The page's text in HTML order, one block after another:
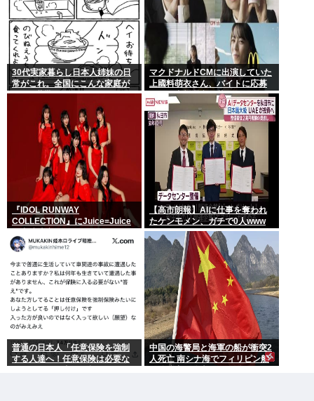
30代実家暮らし日本人姉妹の日
常がこれ。全国にこんな家庭が
400万世帯ある。
マクドナルドCMに出演していた
上國料萌衣さん、バイトに応募
するも書類選考で落ちる
『IDOL RUNWAY
COLLECTION』にJuice=Juice
【高市朗報】AIに仕事を奪われ
たケンモメン、ガチで0人www
普通の日本人「任意保険を強制
する人達へ！任意保険は必要な
中国の海警局と海軍の船が衝突2
人死亡 南シナ海でフィリピン船